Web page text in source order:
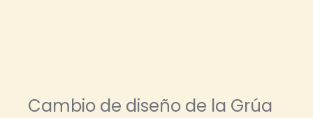
Cambio de diseño de la Grúa